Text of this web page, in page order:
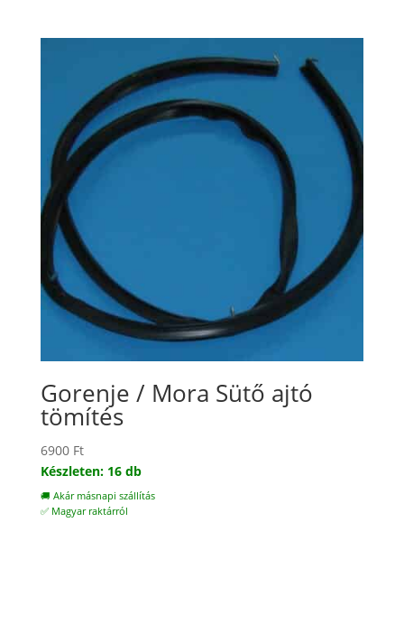
Gorenje / Mora Sütő ajtó
tömítés
6900 Ft
Készleten: 16 db
🚚 Akár másnapi szállítás
✅ Magyar raktárról